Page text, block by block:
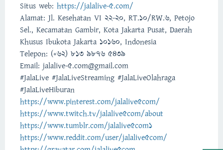
Situs web: https://jalalive-5.com/
Alamat: Jl. Kesehatan VI 22-20, RT.10/RW.6, Petojo
Sel., Kecamatan Gambir, Kota Jakarta Pusat, Daerah
Khusus Ibukota Jakarta 10160, Indonesia
Telepon: (+62) 813 9876 5439
Email: jalalive-5.com@gmail.com
#JalaLive #JalaLiveStreaming #JalaLiveOlahraga
#JalaLiveHiburan
https://www.pinterest.com/jalalive5com/
https://www.twitch.tv/jalalive5com/about
https://www.tumblr.com/jalalive5com1
https://www.reddit.com/user/jalalive5com/